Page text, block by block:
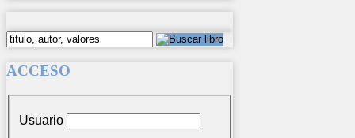
ACCESO
Usuario